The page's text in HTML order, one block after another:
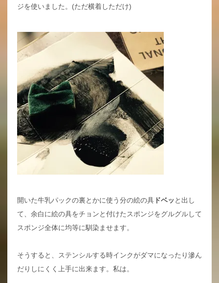
ジを使いました。(ただ横着しただけ)
開いた牛乳パックの裏とかに使う分の絵の具 ドベッと出し
て、余白に絵の具をチョンと付けたスポンジをグルグルして
スポンジ全体に均等に馴染ませます。
そうすると、ステンシルする時インクがダマになったり滲ん
だりしにくく上手に出来ます。私は。